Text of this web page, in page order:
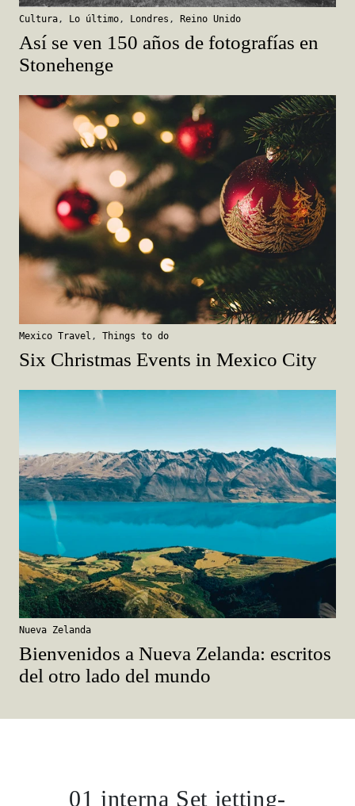
Cultura, Lo último, Londres , Reino Unido
Así se ven 150 años de fotografías en
Stonehenge
Mexico Travel , Things to do
Six Christmas Events in Mexico City
Nueva Zelanda
Bienvenidos a Nueva Zelanda: escritos
del otro lado del mundo
01 interna Set jetting-